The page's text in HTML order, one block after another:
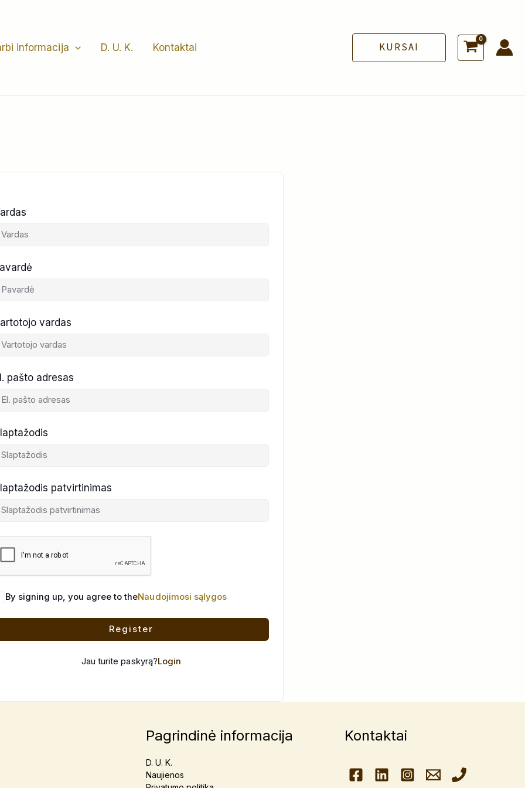
informacija D. U. K. Kontaktai KURSAI
vardas
pašto adresas
patvirtinimas
By signing up, you agree to theNaudojimosi sąlygos
Register
Jau turite paskyrą?Login
Pagrindinė informacija
D. U. K.
Naujienos
Kontaktai